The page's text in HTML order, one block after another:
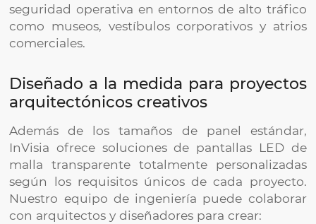
seguridad operativa en entornos de alto tráfico
como museos, vestíbulos corporativos y atrios
comerciales.
Diseñado a la medida para proyectos
arquitectónicos creativos
Además de los tamaños de panel estándar,
InVisia ofrece soluciones de pantallas LED de
malla transparente totalmente personalizadas
según los requisitos únicos de cada proyecto.
Nuestro equipo de ingeniería puede colaborar
con arquitectos y diseñadores para crear: